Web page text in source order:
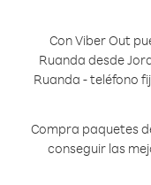
Con Viber Out
Ruanda desde
Ruanda - teléfono
Compra paquetes
conseguir las